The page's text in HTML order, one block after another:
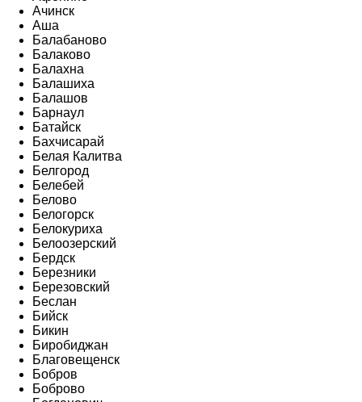
Ачинск
Аша
Балабаново
Балаково
Балахна
Балашиха
Балашов
Барнаул
Батайск
Бахчисарай
Белая Калитва
Белгород
Белебей
Белово
Белогорск
Белокуриха
Белоозерский
Бердск
Березники
Березовский
Беслан
Бийск
Бикин
Биробиджан
Благовещенск
Бобров
Боброво